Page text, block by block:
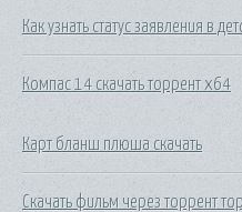
Как узнать статус заявления в
Компас 14 скачать торрент x64
Карт бланш плюша скачать
Скачать фильм через торрент